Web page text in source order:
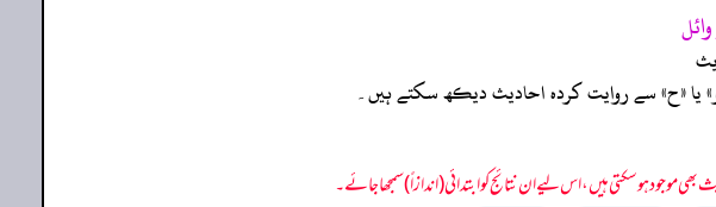
یا «ح» سے روایت کردہ احادیث دیکھ سکتے ہیں۔